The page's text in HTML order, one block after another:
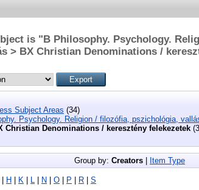
is "B Philosophy. Psychology.
> BX Christian Denominations /
Subject Areas (34)
Psychology. Religion / filozófia, pszichológia,
Christian Denominations / keresztény felekezetek
Group by: Creators Item Type
H K L N O P R S